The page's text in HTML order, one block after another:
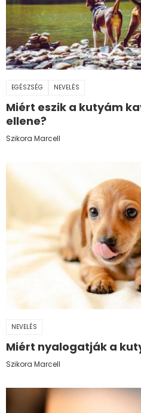
EGÉSZSÉG NEVELÉS
Miért eszik a kutyám
ellene?
Szikora Marcell
NEVELÉS
Miért nyalogatják a
Szikora Marcell